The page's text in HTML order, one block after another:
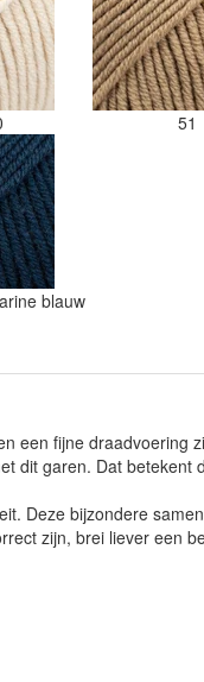
51
blauw
een fijne draadvoering
dit garen. Dat betekent
Deze bijzondere
zijn, brei liever een